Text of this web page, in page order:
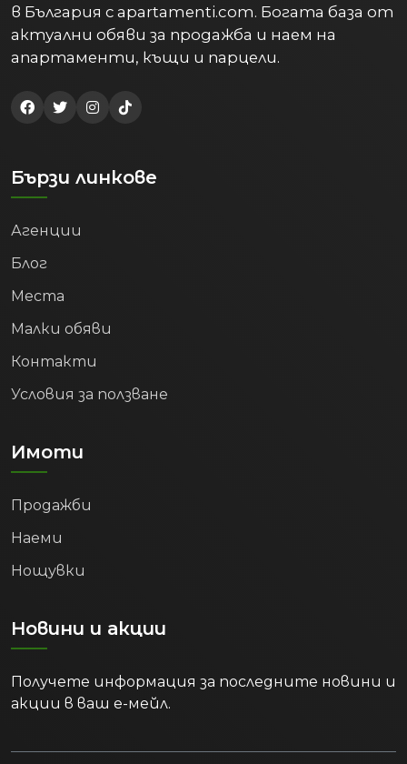
в България с apartamenti.com. Богата база от
актуални обяви за продажба и наем на
апартаменти, къщи и парцели.
Бързи линкове
Агенции
Блог
Места
Малки обяви
Контакти
Условия за ползване
Имоти
Продажби
Наеми
Нощувки
Новини и акции
Получете информация за последните новини и
акции в ваш е-мейл.